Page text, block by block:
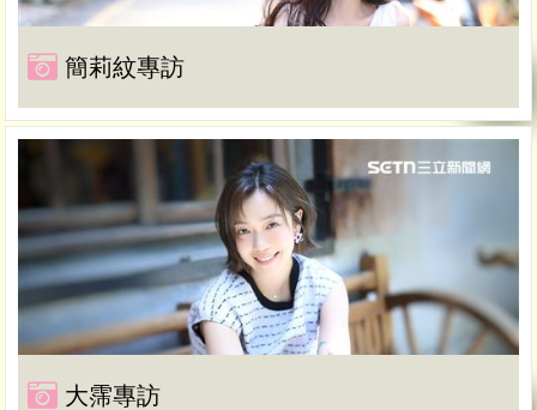
簡莉紋專訪
大霈專訪